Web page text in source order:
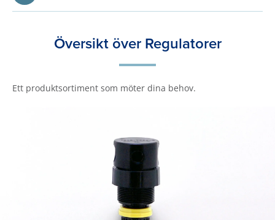
Översikt över Regulatorer
Ett produktsortiment som möter dina behov.